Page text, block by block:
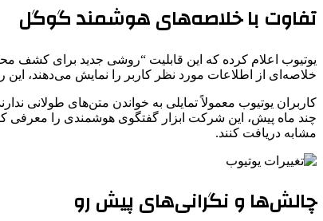
تفاوت با خلاصه‌های هوشمند گوگل
یوتیوب اعلام کرده که این قابلیت “روشی جدید برای کشف
خلاصه‌ای از اطلاعات مورد نظر کاربر را نمایش می‌دهند،
کاربران یوتیوب معمولاً تمایلی به خواندن متن‌های
چند ماه پیش، این شرکت ابزار گفتگوی هوشمندی را معرفی
مشابه دریافت کنند.
چالش‌ها و نگرانی‌های پیش رو